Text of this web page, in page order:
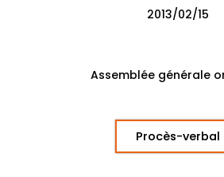
2013/02/15
Assemblée générale
Procès-verbal